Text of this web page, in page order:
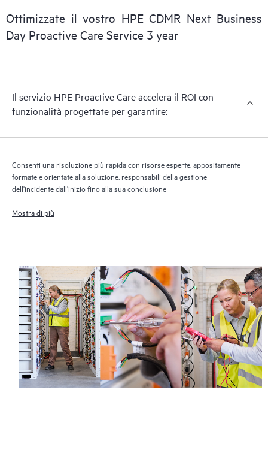
Ottimizzate il vostro HPE CDMR Next Business
Day Proactive Care Service 3 year
Il servizio HPE Proactive Care accelera il ROI con
funzionalità progettate per garantire:
Consenti una risoluzione più rapida con risorse esperte, appositamente
formate e orientate alla soluzione, responsabili della gestione
dell'incidente dall'inizio fino alla sua conclusione
Mostra di più